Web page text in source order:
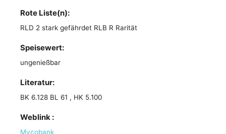
Rote Liste(n):
RLD 2 stark gefährdet RLB R Rarität
Speisewert:
ungenießbar
Literatur:
BK 6.128 BL 61 , HK 5.100
Weblink :
Mycobank